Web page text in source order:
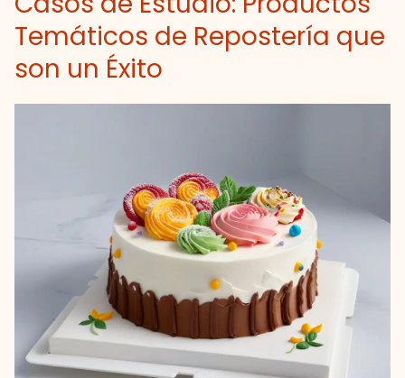
Temáticos de Repostería que
son un Éxito